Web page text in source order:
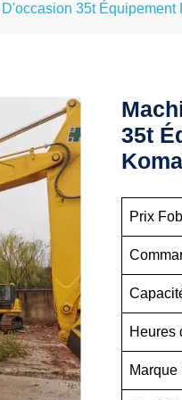
35t
35t
Prix
Heures
Marque